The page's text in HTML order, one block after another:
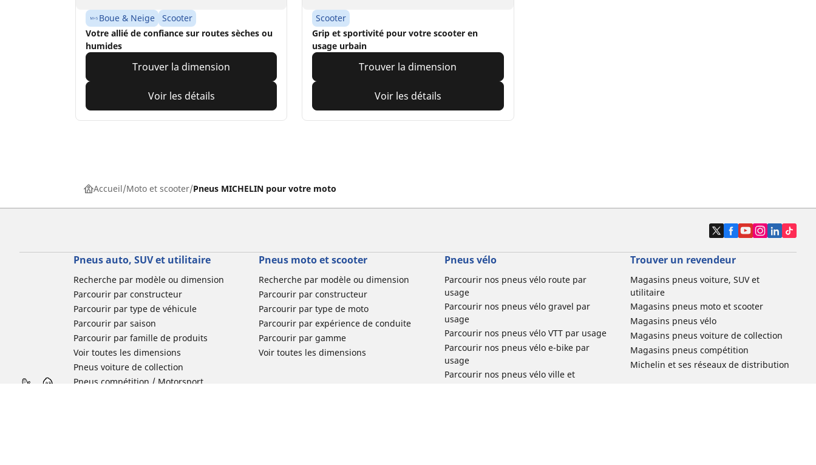
Boue & Neige
Scooter
Votre allié de confiance sur routes sèches ou
humides
Trouver la dimension
Voir les détails
Scooter
Grip et sportivité pour votre scooter en
usage urbain
Trouver la dimension
Voir les détails
Accueil Moto et scooter Pneus MICHELIN pour votre moto
Pneus auto, SUV et utilitaire
Recherche par modèle ou dimension
Parcourir par constructeur
Parcourir par type de véhicule
Parcourir par saison
Parcourir par famille de produits
Voir toutes les dimensions
Pneus voiture de collection
Pneus compétition / Motorsport
Pneus moto et scooter
Recherche par modèle ou dimension
Parcourir par constructeur
Parcourir par type de moto
Parcourir par expérience de conduite
Parcourir par gamme
Voir toutes les dimensions
Pneus vélo
Parcourir nos pneus vélo route par
usage
Parcourir nos pneus vélo gravel par
usage
Parcourir nos pneus vélo VTT par usage
Parcourir nos pneus vélo e-bike par
usage
Parcourir nos pneus vélo ville et
Trouver un revendeur
Magasins pneus voiture, SUV et
utilitaire
Magasins pneus moto et scooter
Magasins pneus vélo
Magasins pneus voiture de collection
Magasins pneus compétition
Michelin et ses réseaux de distribution